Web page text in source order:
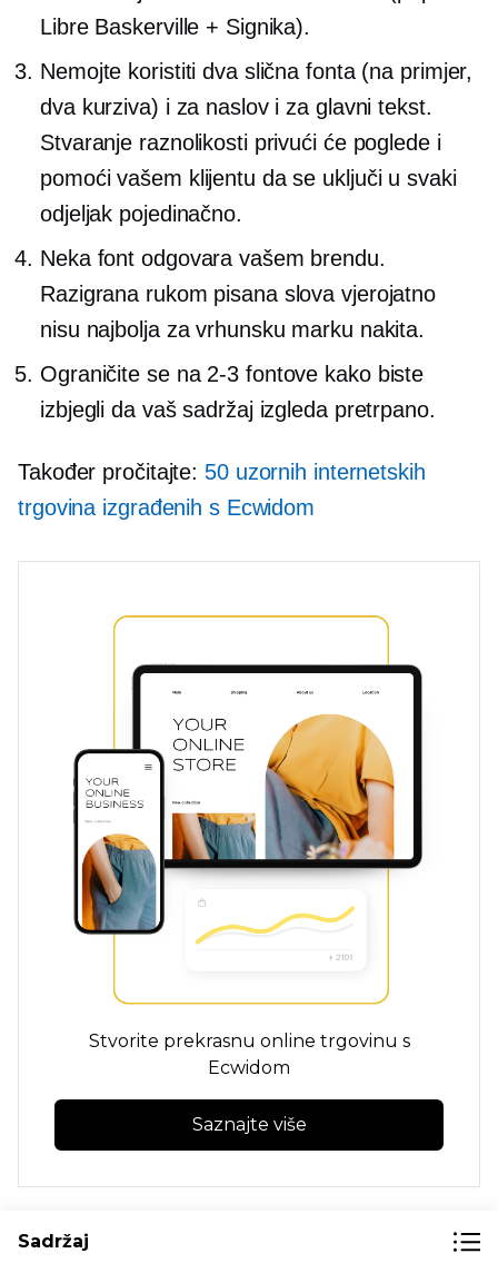
Libre Baskerville + Signika).
Nemojte koristiti dva slična fonta (na primjer,
dva kurziva) i za naslov i za glavni tekst.
Stvaranje raznolikosti privući će poglede i
pomoći vašem klijentu da se uključi u svaki
odjeljak pojedinačno.
Neka font odgovara vašem brendu.
Razigrana rukom pisana slova vjerojatno
nisu najbolja za vrhunsku marku nakita.
Ograničite se na 2-3 fontove kako biste
izbjegli da vaš sadržaj izgleda pretrpano.
Također pročitajte: 50 uzornih internetskih
trgovina izgrađenih s Ecwidom
Stvorite prekrasnu online trgovinu s
Ecwidom
Saznajte više
Sadržaj